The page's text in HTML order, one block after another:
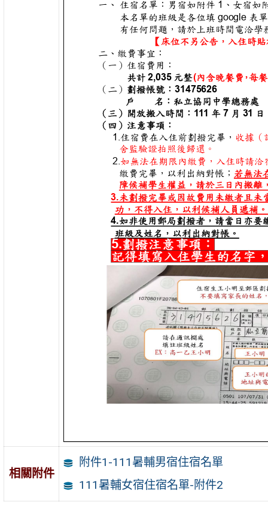
相關附件
附件1-111暑輔男宿住宿名單
111暑輔女宿住宿名單-附件2